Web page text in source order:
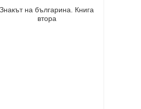
Знакът на българина. Книга
втора